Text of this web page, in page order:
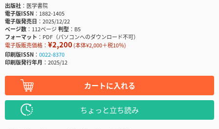
出版社
医学書院
電子版ISSN
1882-1405
電子版発売日
2025/12/22
ページ数
112ページ判型
B5
フォーマット
PDF（パソコンへのダウンロード不可）
電子版販売価格： ¥2,200(本体¥2,000＋税10％)
印刷版ISSN
0022-8370
印刷版発行年月
2025/12
カートに入れる
ちょっと立ち読み